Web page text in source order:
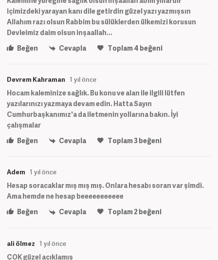
içimizdeki yarayan kanı dile getirdin güzel yazı yazmışsın
Allahım razı olsun Rabbim bu sülüklerden ülkemizi korusun
Devleimiz daim olsun inşaallah...
Beğen
Cevapla Toplam4 beğeni
Devrem Kahraman 1 yıl önce
Hocam kaleminize sağlık. Bu konu ve alan ile ilgili lütfen
yazılarınızı yazmaya devam edin. Hatta Sayın
Cumhurbaşkanımız'a da iletmenin yollarına bakın. İyi
çalışmalar
Beğen
Cevapla Toplam3beğeni
Adem 1 yıl önce
Hesap soracaklar mış mış mış. Onlara hesabı soran var şimdi.
Ama hemde ne hesap beeeeeeeeeee
Beğen
Cevapla Toplam2beğeni
ali ölmez 1 yıl önce
ÇOK güzel açıklamış